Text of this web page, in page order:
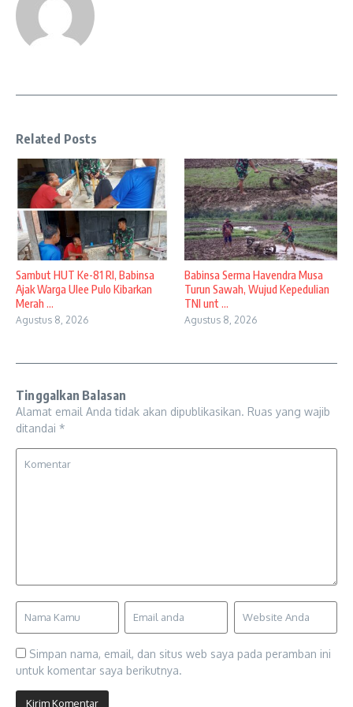
Related Posts
Sambut HUT Ke-81 RI, Babinsa
Ajak Warga Ulee Pulo Kibarkan
Merah ...
Agustus 8, 2026
Babinsa Serma Havendra Musa
Turun Sawah, Wujud Kepedulian
TNI unt ...
Agustus 8, 2026
Tinggalkan Balasan
Alamat email Anda tidak akan dipublikasikan. Ruas yang wajib
ditandai *
Simpan nama, email, dan situs web saya pada peramban ini
untuk komentar saya berikutnya.